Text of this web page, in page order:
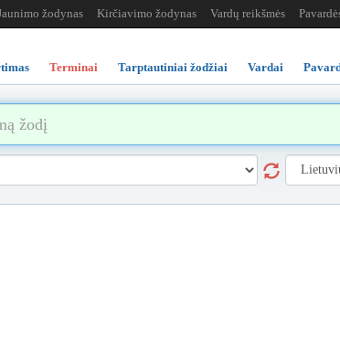
žodynas Kirčiavimo žodynas Vardų reikšmės
Terminai Tarptautiniai žodžiai Vardai